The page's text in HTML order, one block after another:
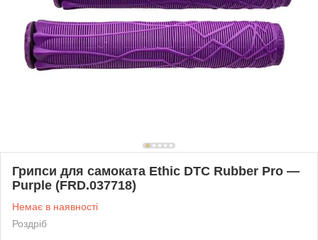
Грипси для самоката Ethic DTC Rubber Pro —
Purple (FRD.037718)
Немає в наявності
Роздріб